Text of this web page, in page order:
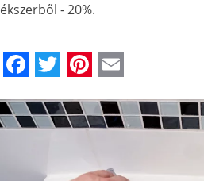
ékszerből - 20%.
Facebook
TwitterPinterest